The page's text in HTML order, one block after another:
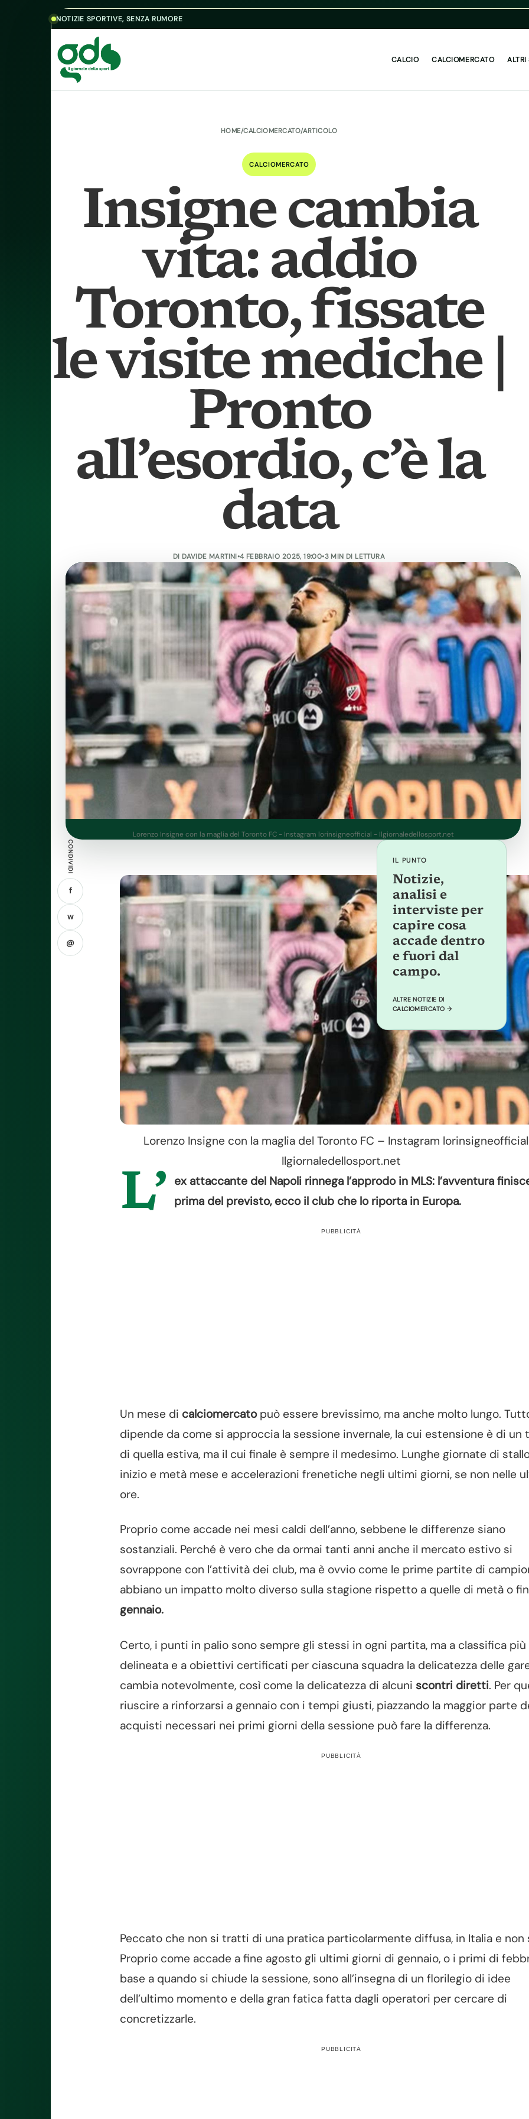
Skip to content
NOTIZIE SPORTIVE, SENZA RUMORE
CALCIO CALCIOMERCATO ALTRI
HOME/CALCIOMERCATO/ARTICOLO
CALCIOMERCATO
Insigne cambia
vita: addio
Toronto, fissate
le visite mediche |
Pronto
all’esordio, c’è la
data
DI DAVIDE MARTINI•4 FEBBRAIO 2025, 19:00•3 MIN DI LETTURA
Lorenzo Insigne con la maglia del Toronto FC - Instagram lorinsigneofficial - Ilgiornaledellosport.net
CONDIVIDI
f
w
@
Lorenzo Insigne con la maglia del Toronto FC – Instagram
Ilgiornaledellosport.net
L’ ex attaccante del Napoli rinnega l’approdo in MLS: l’avventura
prima del previsto, ecco il club che lo riporta in Europa.
PUBBLICITÀ
Un mese di calciomercatopuò essere brevissimo, ma anche molto lungo.
dipende da come si approccia la sessione invernale, la cui estensione è di un
di quella estiva, ma il cui finale è sempre il medesimo. Lunghe giornate di
inizio e metà mese e accelerazioni frenetiche negli ultimi giorni, se non nelle
ore.
Proprio come accade nei mesi caldi dell’anno, sebbene le differenze siano
sostanziali. Perché è vero che da ormai tanti anni anche il mercato estivo si
sovrappone con l’attività dei club, ma è ovvio come le prime partite di
abbiano un impatto molto diverso sulla stagione rispetto a quelle di metà o
gennaio.
Certo, i punti in palio sono sempre gli stessi in ogni partita, ma a classifica più
delineata e a obiettivi certificati per ciascuna squadra la delicatezza delle
cambia notevolmente, così come la delicatezza di alcuni scontri diretti. Per
riuscire a rinforzarsi a gennaio con i tempi giusti, piazzando la maggior parte
acquisti necessari nei primi giorni della sessione può fare la differenza.
PUBBLICITÀ
Peccato che non si tratti di una pratica particolarmente diffusa, in Italia e non
Proprio come accade a fine agosto gli ultimi giorni di gennaio, o i primi di
base a quando si chiude la sessione, sono all’insegna di un florilegio di idee
dell’ultimo momento e della gran fatica fatta dagli operatori per cercare di
concretizzarle.
PUBBLICITÀ
IL PUNTO
Notizie,
analisi e
interviste per
capire cosa
accade dentro
e fuori dal
campo.
ALTRE NOTIZIE DI
CALCIOMERCATO →